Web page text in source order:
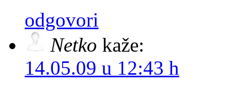
odgovori
Netko kaže:
14.05.09 u 12:43 h